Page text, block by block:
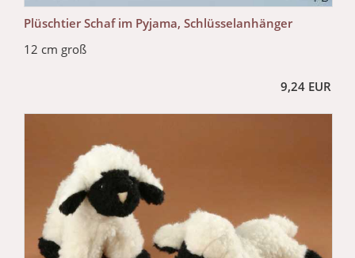
Plüschtier Schaf im Pyjama, Schlüsselanhänger
12 cm groß
9,24 EUR